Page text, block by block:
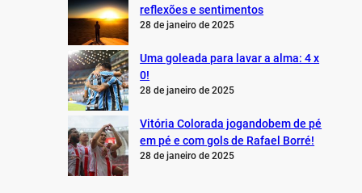
reflexões e sentimentos
28 de janeiro de 2025
Uma goleada para lavar a alma: 4 x
0!
28 de janeiro de 2025
Vitória Colorada jogandobem de pé
em pé e com gols de Rafael Borré!
28 de janeiro de 2025